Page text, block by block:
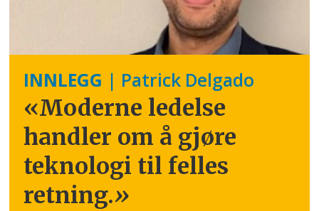
INNLEGG | Patrick Delgado
«Moderne ledelse
handler om å gjøre
teknologi til felles
retning.»